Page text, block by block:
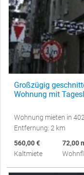
Großzügig
Wohnung mit
Wohnung mieten in
Entfernung: 2 km
560,00 €
Kaltmiete
72,00